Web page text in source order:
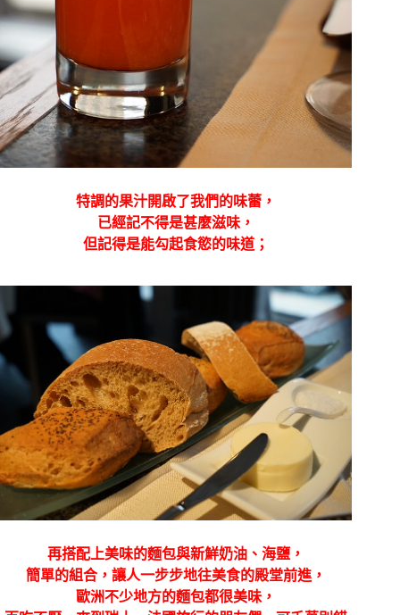
特調的果汁開啟了我們的味蕾，
已經記不得是甚麼滋味，
但記得是能勾起食慾的味道；
再搭配上美味的麵包與新鮮奶油、海鹽，
簡單的組合，讓人一步步地往美食的殿堂前進，
歐洲不少地方的麵包都很美味，